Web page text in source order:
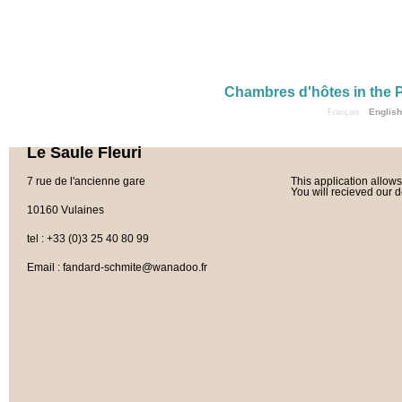
Chambres d'hôtes in the
Français English
Le Saule Fleuri
7 rue de l'ancienne gare
10160 Vulaines
tel : +33 (0)3 25 40 80 99
Email : fandard-schmite@wanadoo.fr
This application
You will recieved our